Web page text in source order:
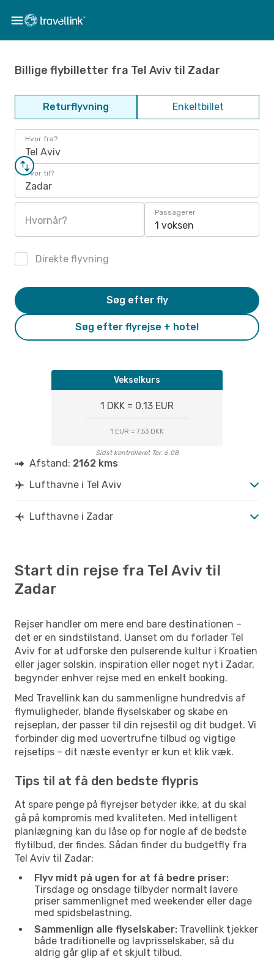
Billige flybilletter fra Tel Aviv til Zadar
Returflyvning Enkeltbillet
Hvor fra?
Tel Aviv
Hvor til?
Zadar
Hvornår?
Passagerer
1 voksen
Direkte flyvning
Søg efter flyrejse + hotel
Søg efter fly
Vekselkurs
1 DKK = 0.13 EUR
1 EUR = 7.53 DKK
Sidst kontrolleret Tor. 6.08
Afstand: 2162 kms
Lufthavne i Tel Aviv
Lufthavne i Zadar
Start din rejse fra Tel Aviv til
Zadar
Rejser handler om mere end bare destinationen –
det er en sindstilstand. Uanset om du forlader Tel
Aviv for at udforske den pulserende kultur i Kroatien
eller jager solskin, inspiration eller noget nyt i Zadar,
begynder enhver rejse med en enkelt booking.
Med Travellink kan du sammenligne hundredvis af
flymuligheder, blande flyselskaber og skabe en
rejseplan, der passer til din rejsestil og dit budget. Vi
forbinder dig med uovertrufne tilbud og vigtige
rejsetips – dit næste eventyr er kun et klik væk.
Tips til at få den bedste flypris
At spare penge på flyrejser betyder ikke, at du skal
gå på kompromis med kvaliteten. Med intelligent
planlægning kan du låse op for nogle af de bedste
flytilbud, der findes. Sådan finder du budgetfly fra
Tel Aviv til Zadar:
Flyv midt på ugen for at få bedre priser:
Tirsdage og onsdage tilbyder normalt lavere
priser sammenlignet med weekender eller dage
med spidsbelastning.
Sammenlign alle flyselskaber: Travellink tjekker
både traditionelle og lavprisselskaber, så du
aldrig går glip af et skjult tilbud.